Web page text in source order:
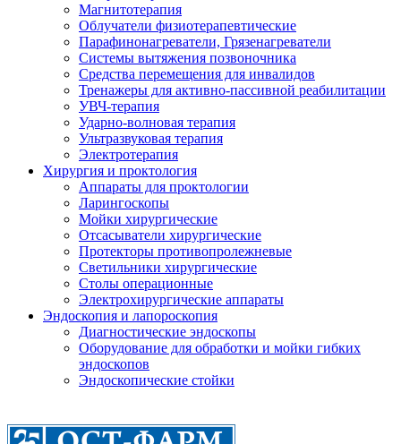
Магнитотерапия
Облучатели физиотерапевтические
Парафинонагреватели, Грязенагреватели
Системы вытяжения позвоночника
Средства перемещения для инвалидов
Тренажеры для активно-пассивной реабилитации
УВЧ-терапия
Ударно-волновая терапия
Ультразвуковая терапия
Электротерапия
Хирургия и проктология
Аппараты для проктологии
Ларингоскопы
Мойки хирургические
Отсасыватели хирургические
Протекторы противопролежневые
Светильники хирургические
Столы операционные
Электрохирургические аппараты
Эндоскопия и лапороскопия
Диагностические эндоскопы
Оборудование для обработки и мойки гибких
эндоскопов
Эндоскопические стойки